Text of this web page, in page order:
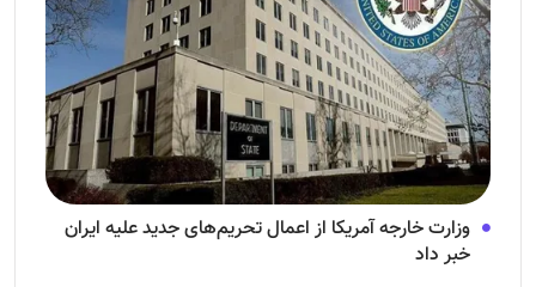
وزارت خارجه آمریکا از اعمال تحریم‌های جدید علیه ایران
خبر داد